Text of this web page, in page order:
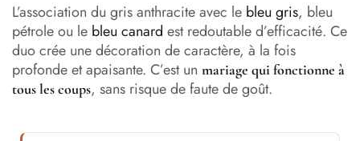
L’association du gris anthracite avec le bleu gris, bleu
pétrole ou le bleu canard est redoutable d’efficacité. Ce
duo crée une décoration de caractère, à la fois
profonde et apaisante. C’est un mariage qui fonctionne à
tous les coups, sans risque de faute de goût.